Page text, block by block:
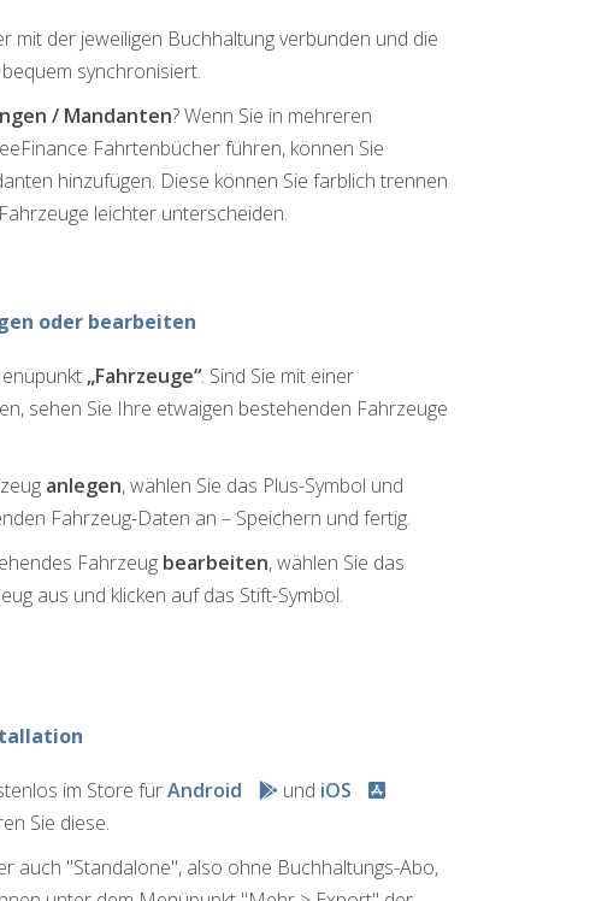
mit der jeweiligen Buchhaltung verbunden und die
synchronisiert.
/ Mandanten? Wenn Sie in mehreren
Fahrtenbücher führen, können Sie
hinzufügen. Diese können Sie farblich trennen
leichter unterscheiden.
oder bearbeiten
„Fahrzeuge“. Sind Sie mit einer
sehen Sie Ihre etwaigen bestehenden Fahrzeuge
anlegen, wählen Sie das Plus-Symbol und
Fahrzeug-Daten an – Speichern und fertig.
Fahrzeug bearbeiten, wählen Sie das
aus und klicken auf das Stift-Symbol.
im Store fürAndroid und iOS
Sie diese.
auch "Standalone", also ohne Buchhaltungs-Abo,